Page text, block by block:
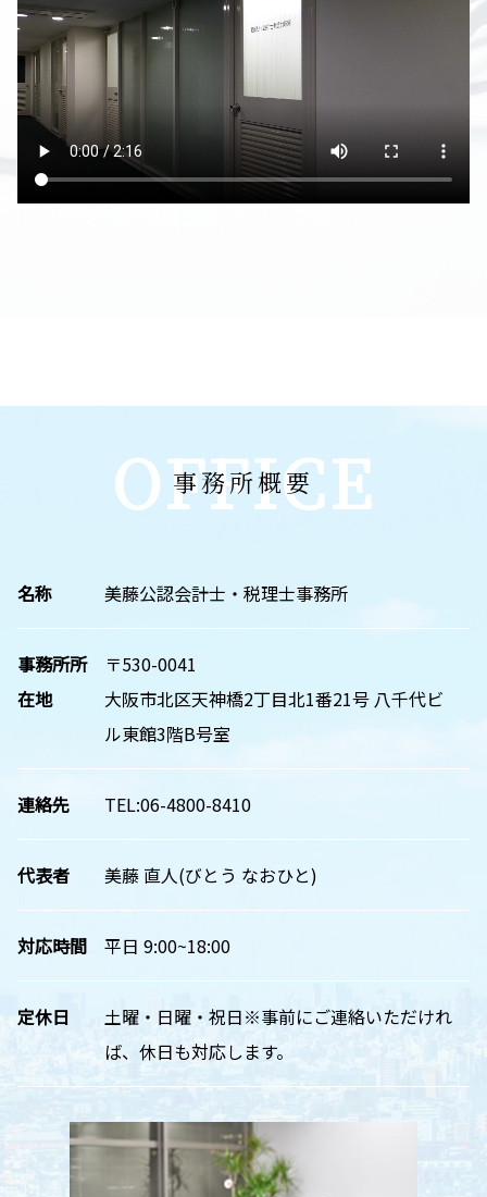
OFFICE
事務所概要
名称 美藤公認会計士・税理士事務所
事務所所
在地
〒530-0041
大阪市北区天神橋2丁目北1番21号 八千代ビ
ル東館3階B号室
連絡先 TEL:06-4800-8410
代表者 美藤 直人(びとう なおひと)
対応時間 平日 9:00~18:00
定休日
土曜・日曜・祝日※事前にご連絡いただけれ
ば、休日も対応します。